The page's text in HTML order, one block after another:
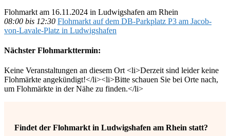
Flohmarkt am 16.11.2024 in Ludwigshafen am Rhein
08:00 bis 12:30 Flohmarkt auf dem DB-Parkplatz P3 am Jacob-
von-Lavale-Platz in Ludwigshafen
Nächster Flohmarkttermin:
Keine Veranstaltungen an diesem Ort <li>Derzeit sind leider keine
Flohmärkte angekündigt!</li><li>Bitte schauen Sie bei Orte nach,
um Flohmärkte in der Nähe zu finden.</li>
Findet der Flohmarkt in Ludwigshafen am Rhein statt?